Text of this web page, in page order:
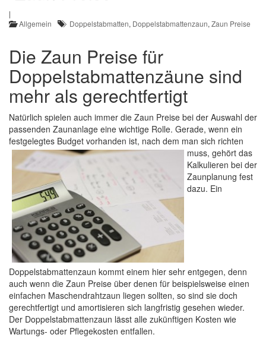
|
Allgemein
Doppelstabmatten, Doppelstabmattenzaun, Zaun Preise
Die Zaun Preise für
Doppelstabmattenzäune sind
mehr als gerechtfertigt
Natürlich spielen auch immer die Zaun Preise bei der Auswahl der
passenden Zaunanlage eine wichtige Rolle. Gerade, wenn ein
festgelegtes Budget vorhanden ist, nach dem man sich richten
muss, gehört das
Kalkulieren bei der
Zaunplanung fest
dazu. Ein
Doppelstabmattenzaun kommt einem hier sehr entgegen, denn
auch wenn die Zaun Preise über denen für beispielsweise einen
einfachen Maschendrahtzaun liegen sollten, so sind sie doch
gerechtfertigt und amortisieren sich langfristig gesehen wieder.
Der Doppelstabmattenzaun lässt alle zukünftigen Kosten wie
Wartungs- oder Pflegekosten entfallen.